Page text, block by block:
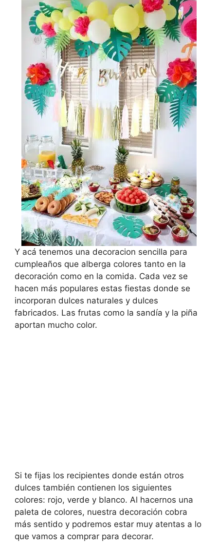
Y acá tenemos una decoracion sencilla para
cumpleaños que alberga colores tanto en la
decoración como en la comida. Cada vez se
hacen más populares estas fiestas donde se
incorporan dulces naturales y dulces
fabricados. Las frutas como la sandía y la piña
aportan mucho color.
Si te fijas los recipientes donde están otros
dulces también contienen los siguientes
colores: rojo, verde y blanco. Al hacernos una
paleta de colores, nuestra decoración cobra
más sentido y podremos estar muy atentas a lo
que vamos a comprar para decorar.